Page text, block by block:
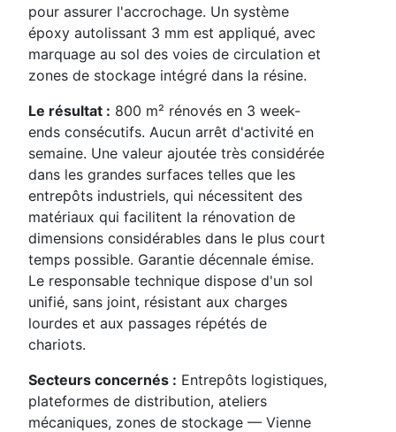
pour assurer l'accrochage. Un système
époxy autolissant 3 mm est appliqué, avec
marquage au sol des voies de circulation et
zones de stockage intégré dans la résine.
Le résultat : 800 m² rénovés en 3 week-
ends consécutifs. Aucun arrêt d'activité en
semaine. Une valeur ajoutée très considérée
dans les grandes surfaces telles que les
entrepôts industriels, qui nécessitent des
matériaux qui facilitent la rénovation de
dimensions considérables dans le plus court
temps possible. Garantie décennale émise.
Le responsable technique dispose d'un sol
unifié, sans joint, résistant aux charges
lourdes et aux passages répétés de
chariots.
Secteurs concernés : Entrepôts logistiques,
plateformes de distribution, ateliers
mécaniques, zones de stockage — Vienne